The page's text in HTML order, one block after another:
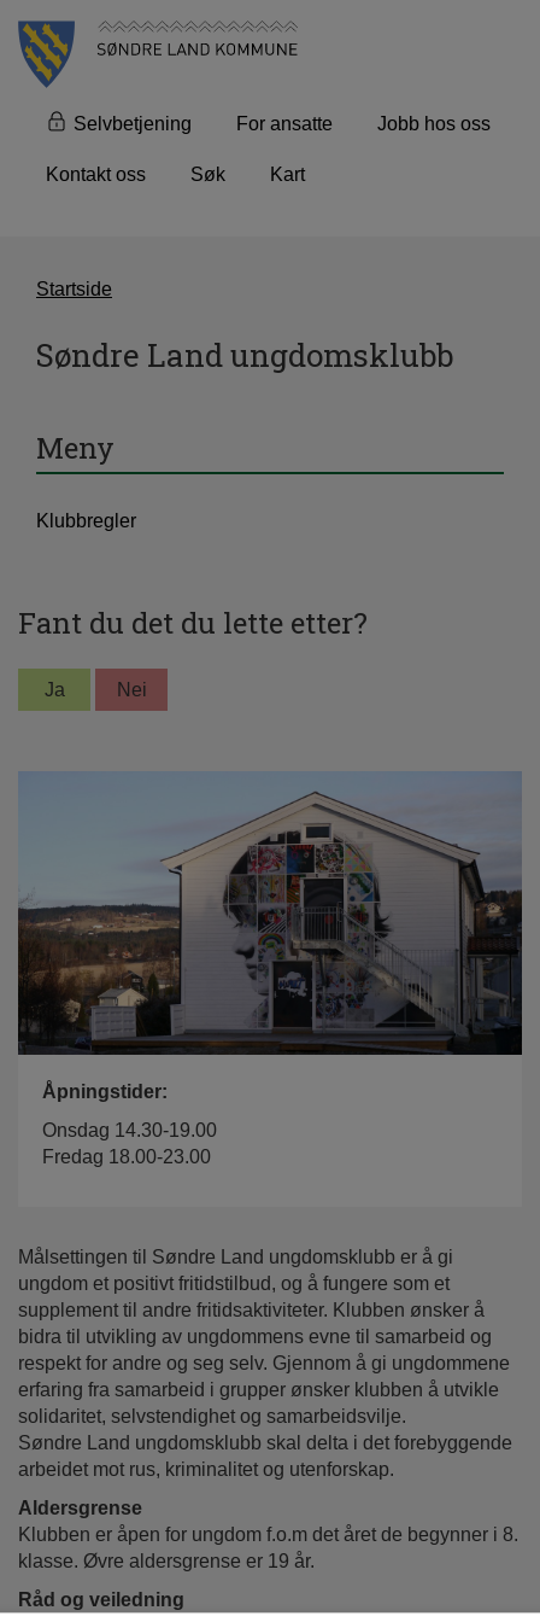
Selvbetjening For ansatte Jobb hos oss
Kontakt oss Søk Kart
Startside
Søndre Land ungdomsklubb
Meny
Klubbregler
Fant du det du lette etter?
Åpningstider:
Onsdag 14.30-19.00
Fredag 18.00-23.00
Målsettingen til Søndre Land ungdomsklubb er å gi
ungdom et positivt fritidstilbud, og å fungere som et
supplement til andre fritidsaktiviteter. Klubben ønsker å
bidra til utvikling av ungdommens evne til samarbeid og
respekt for andre og seg selv. Gjennom å gi ungdommene
erfaring fra samarbeid i grupper ønsker klubben å utvikle
solidaritet, selvstendighet og samarbeidsvilje.
Søndre Land ungdomsklubb skal delta i det forebyggende
arbeidet mot rus, kriminalitet og utenforskap.
Aldersgrense
Klubben er åpen for ungdom f.o.m det året de begynner i 8.
klasse. Øvre aldersgrense er 19 år.
Råd og veiledning